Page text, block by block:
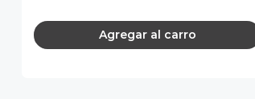
Agregar al carro